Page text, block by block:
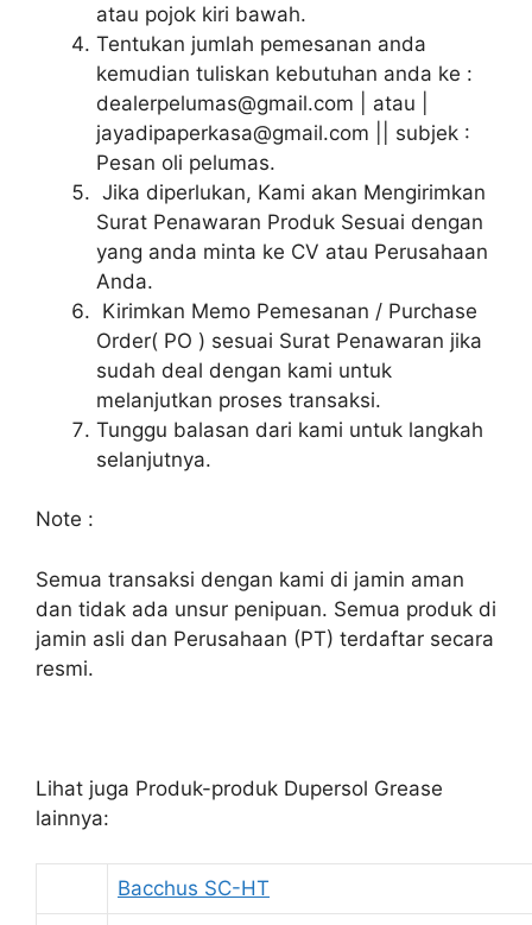
atau pojok kiri bawah.
Tentukan jumlah pemesanan anda
kemudian tuliskan kebutuhan anda ke :
dealerpelumas@gmail.com | atau |
jayadipaperkasa@gmail.com || subjek :
Pesan oli pelumas.
Jika diperlukan, Kami akan Mengirimkan
Surat Penawaran Produk Sesuai dengan
yang anda minta ke CV atau Perusahaan
Anda.
Kirimkan Memo Pemesanan / Purchase
Order( PO ) sesuai Surat Penawaran jika
sudah deal dengan kami untuk
melanjutkan proses transaksi.
Tunggu balasan dari kami untuk langkah
selanjutnya.
Note :
Semua transaksi dengan kami di jamin aman
dan tidak ada unsur penipuan. Semua produk di
jamin asli dan Perusahaan (PT) terdaftar secara
resmi.
Lihat juga Produk-produk Dupersol Grease
lainnya:
Bacchus SC-HT